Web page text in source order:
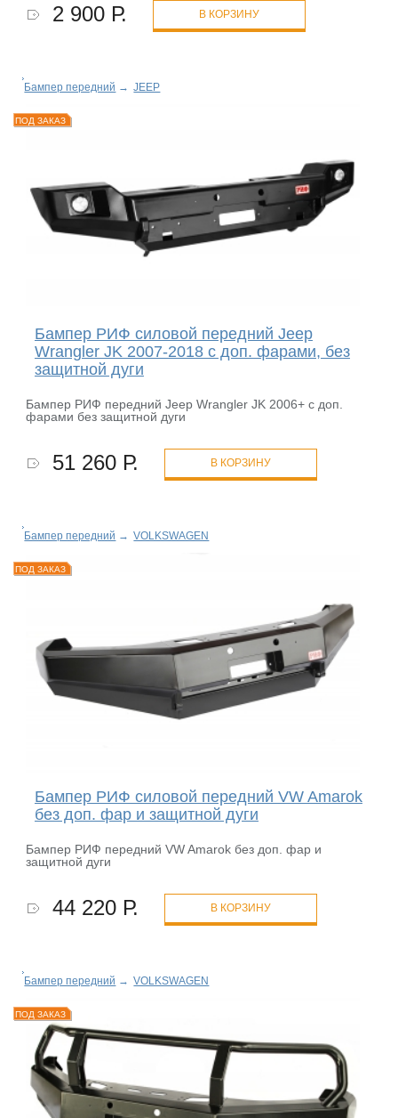
2 900 Р. В КОРЗИНУ
Бампер передний → JEEP
ПОД ЗАКАЗ
Бампер РИФ силовой передний Jeep
Wrangler JK 2007-2018 с доп. фарами, без
защитной дуги
Бампер РИФ передний Jeep Wrangler JK 2006+ с доп.
фарами без защитной дуги
51 260 Р. В КОРЗИНУ
Бампер передний → VOLKSWAGEN
ПОД ЗАКАЗ
Бампер РИФ силовой передний VW Amarok
без доп. фар и защитной дуги
Бампер РИФ передний VW Amarok без доп. фар и
защитной дуги
44 220 Р. В КОРЗИНУ
Бампер передний → VOLKSWAGEN
ПОД ЗАКАЗ